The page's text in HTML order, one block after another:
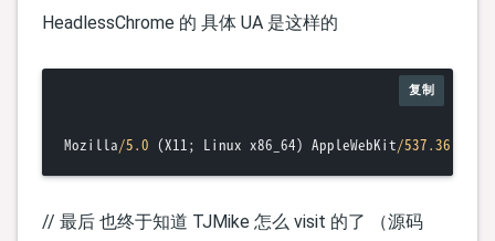
HeadlessChrome 的 具体 UA 是这样的
复制
Mozilla/5.0 (X11; Linux x86_64) AppleWebKit/537.36
// 最后 也终于知道 TJMike 怎么 visit 的了 （源码